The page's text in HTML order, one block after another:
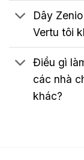
Dây
Vertu tôi
Điều gì
các nhà
khác?